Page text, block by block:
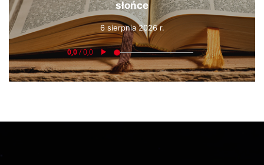
słońce
6 sierpnia 2026 r.